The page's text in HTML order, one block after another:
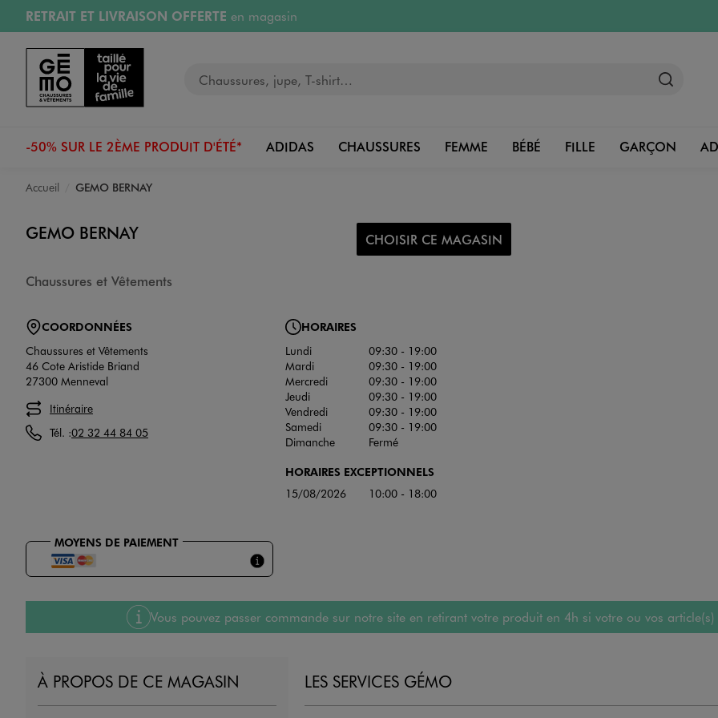
Aller au contenu principal
Aller à la navigation
RETRAIT ET LIVRAISON OFFERTE en magasin
Retours OFFERTSpendant 30 jours
PAYEZ EN 3x SANS FRAIS
dès 50€
RÉSERVATION GRATUITE
-50% SUR LE 2ÈME PRODUIT D'ÉTÉ* ADIDAS CHAUSSURES FEMME BÉBÉ FILLE GARÇON
Accueil GEMO BERNAY
GEMO BERNAY
Chaussures et Vêtements
CHOISIR CE MAGASIN
COORDONNÉES
Chaussures et Vêtements
46 Cote Aristide Briand
27300 Menneval
Itinéraire
Tél. :02 32 44 84 05
HORAIRES
Lundi
09:30 - 19:00
Mardi
09:30 - 19:00
Mercredi
09:30 - 19:00
Jeudi
09:30 - 19:00
Vendredi
09:30 - 19:00
Samedi
09:30 - 19:00
Dimanche
Fermé
HORAIRES EXCEPTIONNELS
15/08/2026 10:00 - 18:00
MOYENS DE PAIEMENT
Vous pouvez passer commande sur notre site en retirant votre produit en 4h si votre ou vos
À PROPOS DE CE MAGASIN LES SERVICES GÉMO